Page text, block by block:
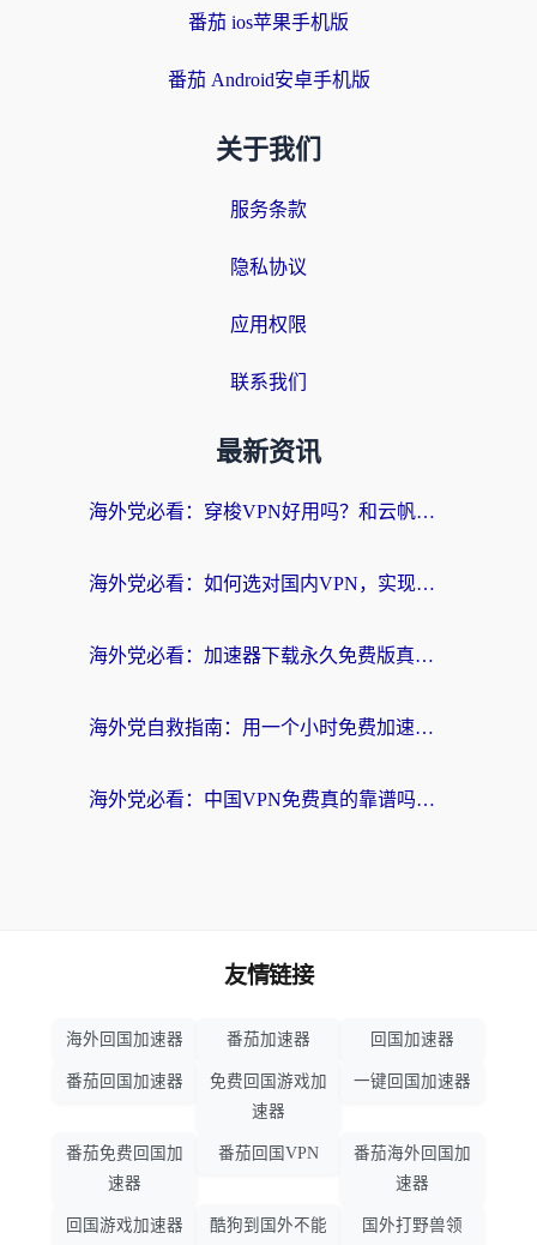
番茄 ios苹果手机版
番茄 Android安卓手机版
关于我们
服务条款
隐私协议
应用权限
联系我们
最新资讯
海外党必看：穿梭VPN好用吗？和云帆VPN对比哪个回国效果更好？附真实测评+避坑指南
海外党必看：如何选对国内VPN，实现无缝访问国内资源？
海外党必看：加速器下载永久免费版真的存在吗？教你无缝访问国内资源的正确姿势
海外党自救指南：用一个小时免费加速器，轻松打破国内资源访问壁垒？
海外党必看：中国VPN免费真的靠谱吗？手把手教你选对回国加速器
友情链接
海外回国加速器 番茄加速器 回国加速器
番茄回国加速器
免费回国游戏加
速器
一键回国加速器
番茄免费回国加
速器
番茄回国VPN
番茄海外回国加
速器
回国游戏加速器 酷狗到国外不能 国外打野兽领